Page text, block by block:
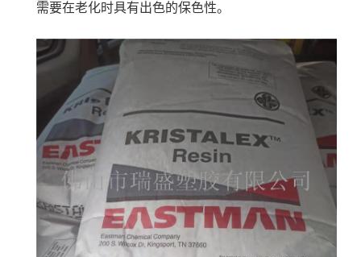
需要在老化时具有出色的保色性。